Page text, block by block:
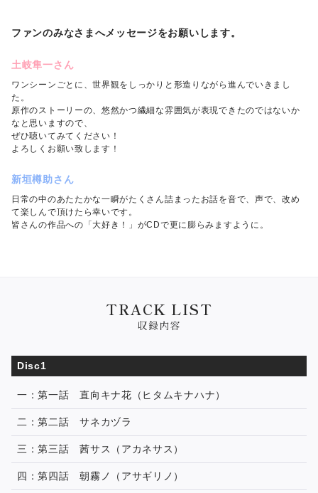
ファンのみなさまへメッセージをお願いします。
土岐隼一さん
ワンシーンごとに、世界観をしっかりと形造りながら進んでいきまし
た。
原作のストーリーの、悠然かつ繊細な雰囲気が表現できたのではないか
なと思いますので、
ぜひ聴いてみてください！
よろしくお願い致します！
新垣樽助さん
日常の中のあたたかな一瞬がたくさん詰まったお話を音で、声で、改め
て楽しんで頂けたら幸いです。
皆さんの作品への「大好き！」がCDで更に膨らみますように。
TRACK LIST
収録内容
Disc1
一：第一話 直向キナ花（ヒタムキナハナ）
二：第二話 サネカヅラ
三：第三話 茜サス（アカネサス）
四：第四話 朝霧ノ（アサギリノ）